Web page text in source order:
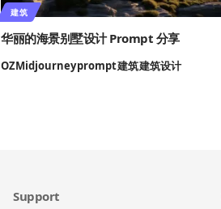
建筑
华丽的海景别墅设计 Prompt 分享
OZMidjourneyprompt建筑建筑设计
Support